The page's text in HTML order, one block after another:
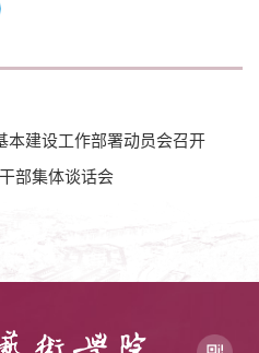
本建设工作部署动员会召开
部集体谈话会